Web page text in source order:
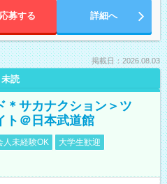
応募する 詳細へ
掲載日：2026.08.03
未読
＊サカナクション＞ツ
ト＠日本武道館
人未経験OK
大学生歓迎